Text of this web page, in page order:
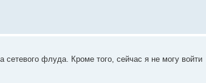
сетевого флуда. Кроме того, сейчас я не могу войти